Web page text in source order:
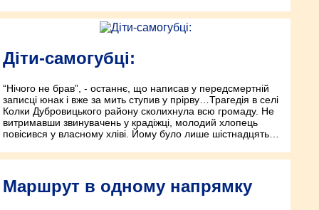
Діти-самогубці:
“Нічого не брав”, - останнє, що написав у передсмертній
записці юнак і вже за мить ступив у прірву…Трагедія в селі
Колки Дубровицького району сколихнула всю громаду. Не
витримавши звинувачень у крадіжці, молодий хлопець
повісився у власному хліві. Йому було лише шістнадцять…
Маршрут в одному напрямку